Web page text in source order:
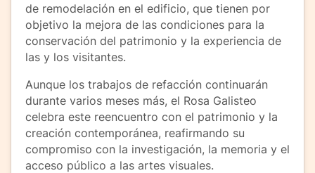
de remodelación en el edificio, que tienen por
objetivo la mejora de las condiciones para la
conservación del patrimonio y la experiencia de
las y los visitantes.
Aunque los trabajos de refacción continuarán
durante varios meses más, el Rosa Galisteo
celebra este reencuentro con el patrimonio y la
creación contemporánea, reafirmando su
compromiso con la investigación, la memoria y el
acceso público a las artes visuales.